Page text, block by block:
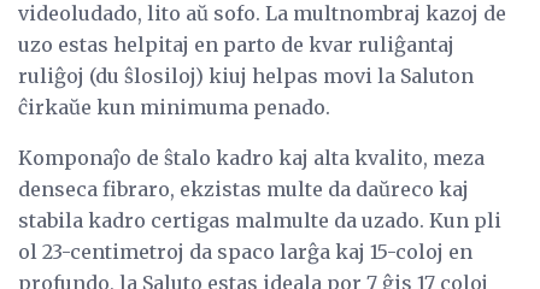
videoludado, lito aŭ sofo. La multnombraj kazoj de
uzo estas helpitaj en parto de kvar ruliĝantaj
ruliĝoj (du ŝlosiloj) kiuj helpas movi la Saluton
ĉirkaŭe kun minimuma penado.
Komponaĵo de ŝtalo kadro kaj alta kvalito, meza
denseca fibraro, ekzistas multe da daŭreco kaj
stabila kadro certigas malmulte da uzado. Kun pli
ol 23-centimetroj da spaco larĝa kaj 15-coloj en
profundo, la Saluto estas ideala por 7 ĝis 17 coloj